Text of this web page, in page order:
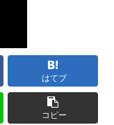
はてブ
コピー